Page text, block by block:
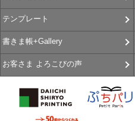
テンプレート
書きま帳+Gallery
お客さま よろこびの声